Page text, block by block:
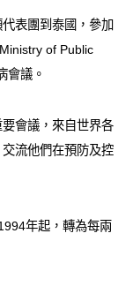
表團到泰國，參加
of Public
會議。
會議，來自世界各
流他們在預防及控
年起，轉為每兩